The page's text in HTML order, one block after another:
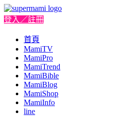
登入／註冊
首頁
MamiTV
MamiPro
MamiTrend
MamiBible
MamiBlog
MamiShop
MamiInfo
line